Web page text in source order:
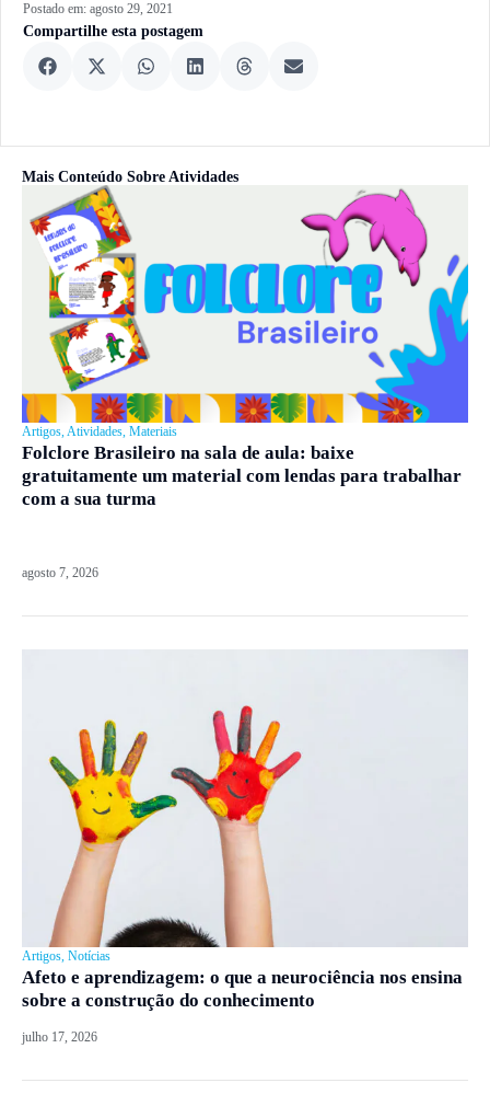
Postado em: agosto 29, 2021
Compartilhe esta postagem
Mais Conteúdo Sobre Atividades
Artigos,Atividades, Materiais
Folclore Brasileiro na sala de aula: baixe
gratuitamente um material com lendas para trabalhar
com a sua turma
agosto 7, 2026
Artigos, Notícias
Afeto e aprendizagem: o que a neurociência nos ensina
sobre a construção do conhecimento
julho 17, 2026